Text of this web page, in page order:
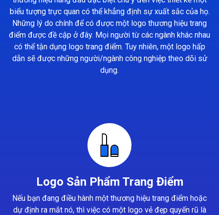
biểu tượng trực quan có thể khẳng định sự xuất sắc của họ.
Những lý do chính để có được một logo thương hiệu trang
điểm được đề cập ở đây. Mọi người từ các ngành khác nhau
có thể tận dụng logo trang điểm. Tuy nhiên, một logo hấp
dẫn sẽ được những người/ngành công nghiệp theo dõi sử
dụng.
Logo Sản Phẩm Trang Điểm
Nếu bạn đang điều hành một thương hiệu trang điểm hoặc
dự định ra mắt nó, thì việc có một logo vẻ đẹp quyến rũ là